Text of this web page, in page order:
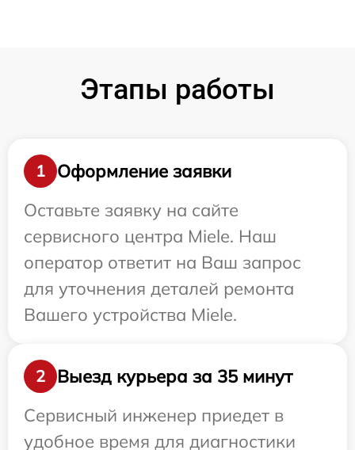
Этапы работы
1
Оформление заявки
Оставьте заявку на сайте
сервисного центра Miele. Наш
оператор ответит на Ваш запрос
для уточнения деталей ремонта
Вашего устройства Miele.
2
Выезд курьера за 35 минут
Сервисный инженер приедет в
удобное время для диагностики